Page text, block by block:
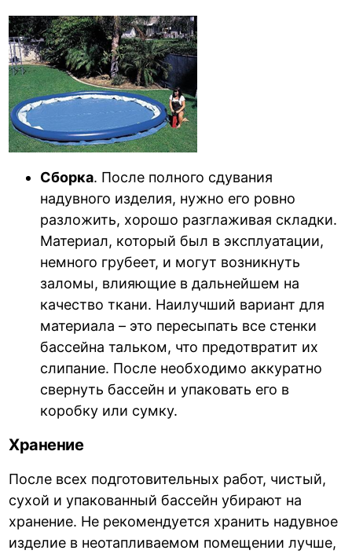
Сборка. После полного сдувания
надувного изделия, нужно его ровно
разложить, хорошо разглаживая складки.
Материал, который был в эксплуатации,
немного грубеет, и могут возникнуть
заломы, влияющие в дальнейшем на
качество ткани. Наилучший вариант для
материала – это пересыпать все стенки
бассейна тальком, что предотвратит их
слипание. После необходимо аккуратно
свернуть бассейн и упаковать его в
коробку или сумку.
Хранение
После всех подготовительных работ, чистый,
сухой и упакованный бассейн убирают на
хранение. Не рекомендуется хранить надувное
изделие в неотапливаемом помещении лучше,